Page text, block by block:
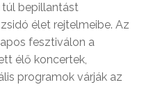
bepillantást
élet rejtelmeibe. Az
fesztiválon a
élő koncertek,
programok várják az